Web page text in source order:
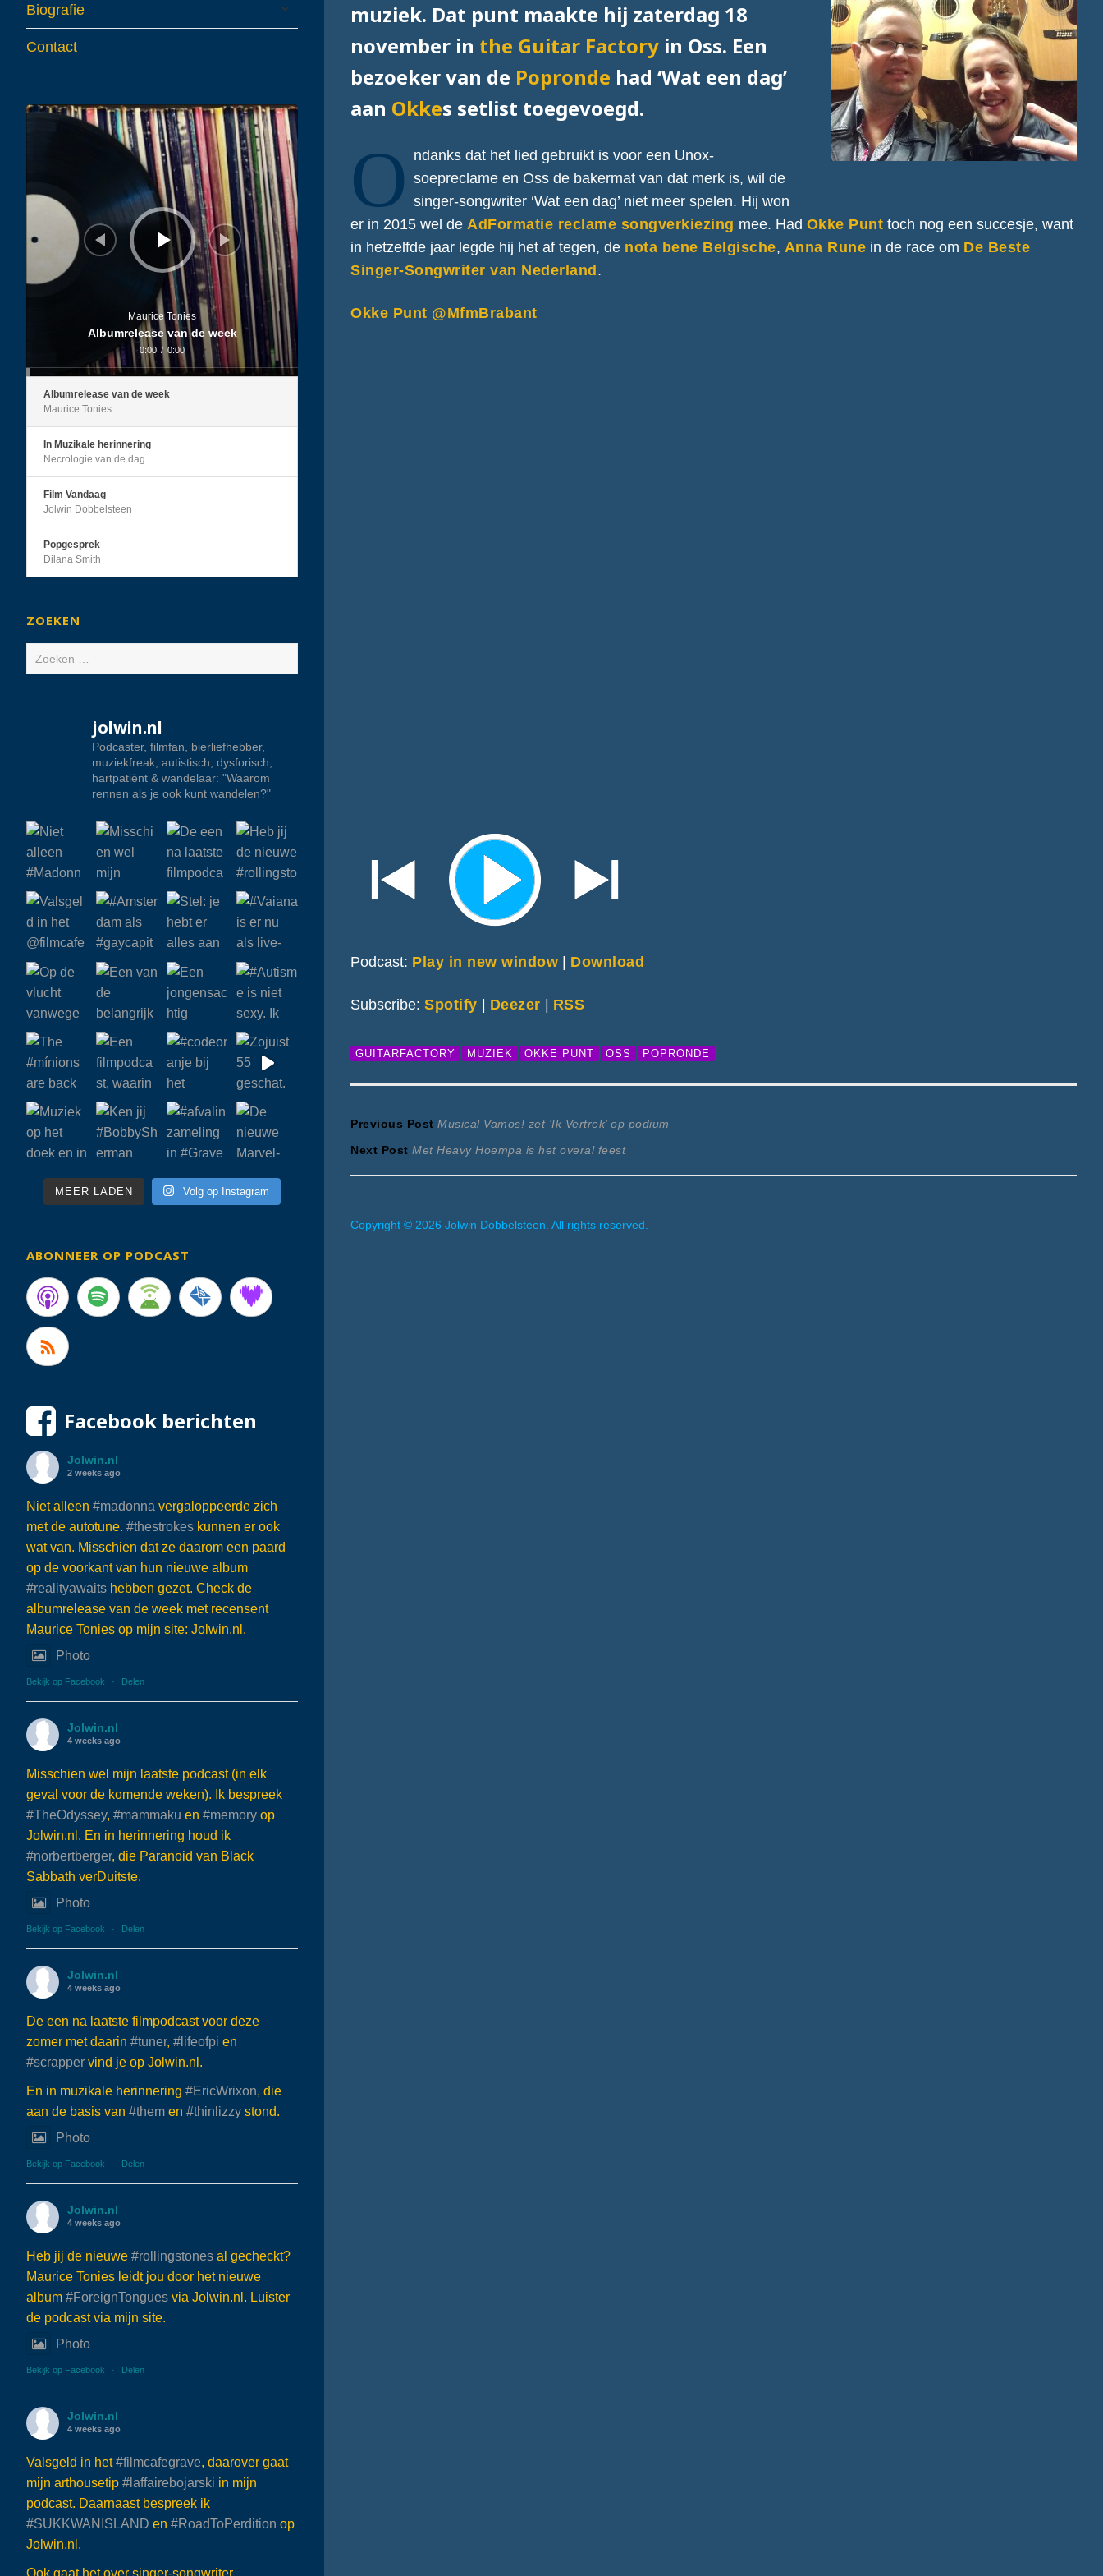
Biografie
child
menu
Contact
Audiospeler
Maurice Tonies
Albumrelease van de week
0:00 / 0:00
Albumrelease van de week
Maurice Tonies
In Muzikale herinnering
Necrologie van de dag
Film Vandaag
Jolwin Dobbelsteen
Popgesprek
Dilana Smith
ZOEKEN
Zoeken
naar:
jolwin.nl
Podcaster, filmfan, bierliefhebber,
muziekfreak, autistisch, dysforisch,
hartpatiënt & wandelaar: "Waarom
rennen als je ook kunt wandelen?"
MEER LADEN Volg op Instagram
ABONNEER OP PODCAST
Facebook berichten
Jolwin.nl
2 weeks ago
Niet alleen #madonna vergaloppeerde zich
met de autotune. #thestrokes kunnen er ook
wat van. Misschien dat ze daarom een paard
op de voorkant van hun nieuwe album
#realityawaits hebben gezet. Check de
albumrelease van de week met recensent
Maurice Tonies op mijn site: Jolwin.nl.
Photo
Bekijk op Facebook · Delen
Jolwin.nl
4 weeks ago
Misschien wel mijn laatste podcast (in elk
geval voor de komende weken). Ik bespreek
#TheOdyssey, #mammaku en #memory op
Jolwin.nl. En in herinnering houd ik
#norbertberger, die Paranoid van Black
Sabbath verDuitste.
Photo
Bekijk op Facebook · Delen
Jolwin.nl
4 weeks ago
De een na laatste filmpodcast voor deze
zomer met daarin #tuner, #lifeofpi en
#scrapper vind je op Jolwin.nl.
En in muzikale herinnering #EricWrixon, die
aan de basis van #them en #thinlizzy stond.
Photo
Bekijk op Facebook · Delen
Jolwin.nl
4 weeks ago
Heb jij de nieuwe #rollingstones al gecheckt?
Maurice Tonies leidt jou door het nieuwe
album #ForeignTongues via Jolwin.nl. Luister
de podcast via mijn site.
Photo
Bekijk op Facebook · Delen
Jolwin.nl
4 weeks ago
Valsgeld in het#filmcafegrave, daarover gaat
mijn arthousetip #laffairebojarski in mijn
podcast. Daarnaast bespreek ik
#SUKKWANISLAND en #RoadToPerdition op
Jolwin.nl.
Ook gaat het over singer-songwriter
muziek. Dat punt maakte hij zaterdag 18
november in the Guitar Factory in Oss. Een
bezoeker van de Popronde had ‘Wat een dag’
aan Okkes setlist toegevoegd.
O
ndanks dat het lied gebruikt is voor een Unox-
soepreclame en Oss de bakermat van dat merk is, wil de
singer-songwriter ‘Wat een dag’ niet meer spelen. Hij won
er in 2015 wel de AdFormatie reclame songverkiezing mee. Had Okke Punt toch nog een succesje, want
in hetzelfde jaar legde hij het af tegen, de nota bene Belgische, Anna Rune in de race om De Beste
Singer-Songwriter van Nederland.
Okke Punt @MfmBrabant
Podcast: Play in new window | Download
Subscribe:Spotify | Deezer | RSS
GUITARFACTORY MUZIEK OKKE PUNT OSS POPRONDE
Bericht
navigatie
Previous Post Previous
post:
Musical Vamos! zet ‘Ik Vertrek’ op podium
Next Post Next
post:
Met Heavy Hoempa is het overal feest
Copyright © 2026 Jolwin Dobbelsteen. All rights reserved.